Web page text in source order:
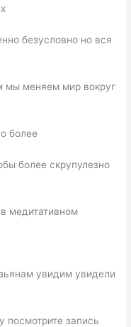
безусловно но вся
мы меняем мир вокруг
более
более скрупулезно
медитативном
увидим увидели
посмотрите запись